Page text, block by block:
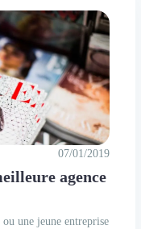
07/01/2019
agence
une jeune entreprise